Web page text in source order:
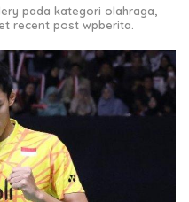
pada kategori olahraga,
recent post wpberita.